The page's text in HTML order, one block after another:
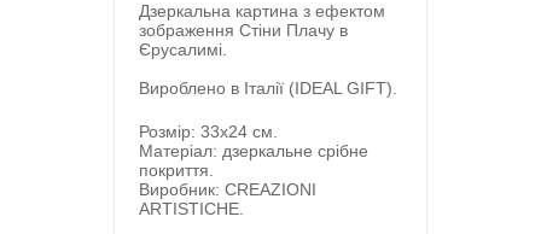
Дзеркальна картина з ефектом
зображення Стіни Плачу в
Єрусалимі.
Вироблено в Італії (IDEAL GIFT).
Розмір: 33х24 см.
Матеріал: дзеркальне срібне
покриття.
Виробник: CREAZIONI
ARTISTICHE.